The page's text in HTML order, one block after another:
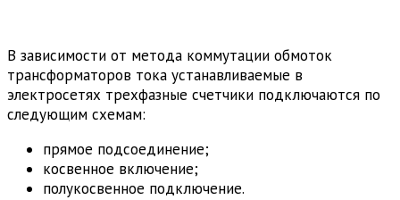
В зависимости от метода коммутации обмоток
трансформаторов тока устанавливаемые в
электросетях трехфазные счетчики подключаются по
следующим схемам:
прямое подсоединение;
косвенное включение;
полукосвенное подключение.